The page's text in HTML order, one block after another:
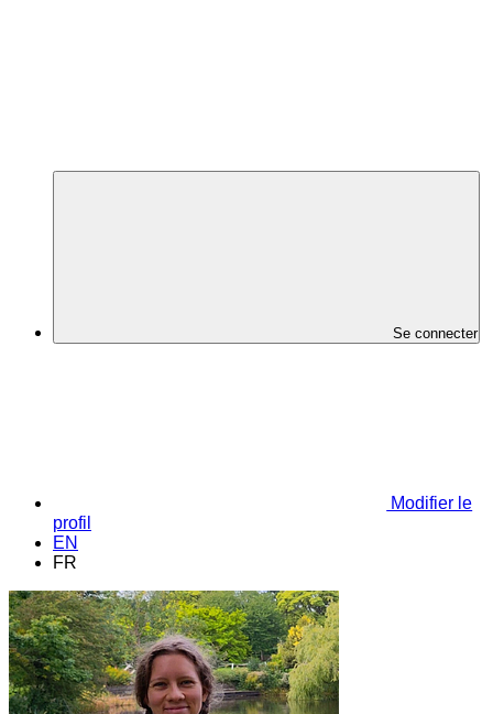
Se connecter
Modifier le
profil
EN
FR